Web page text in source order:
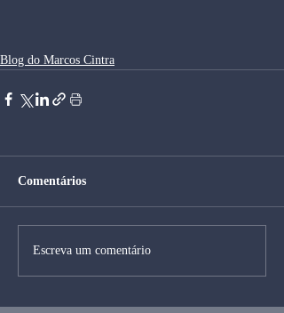
Blog do Marcos Cintra
Comentários
Escreva um comentário